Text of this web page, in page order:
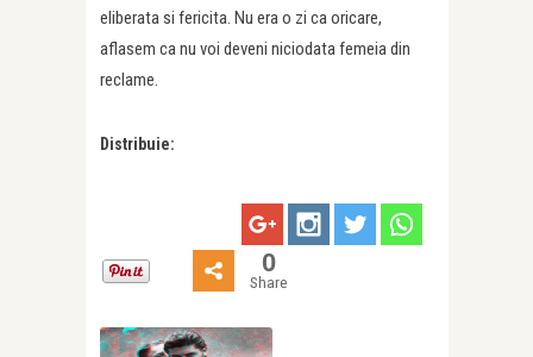
eliberata si fericita. Nu era o zi ca oricare,
aflasem ca nu voi deveni niciodata femeia din
reclame.
Distribuie:
0
Share